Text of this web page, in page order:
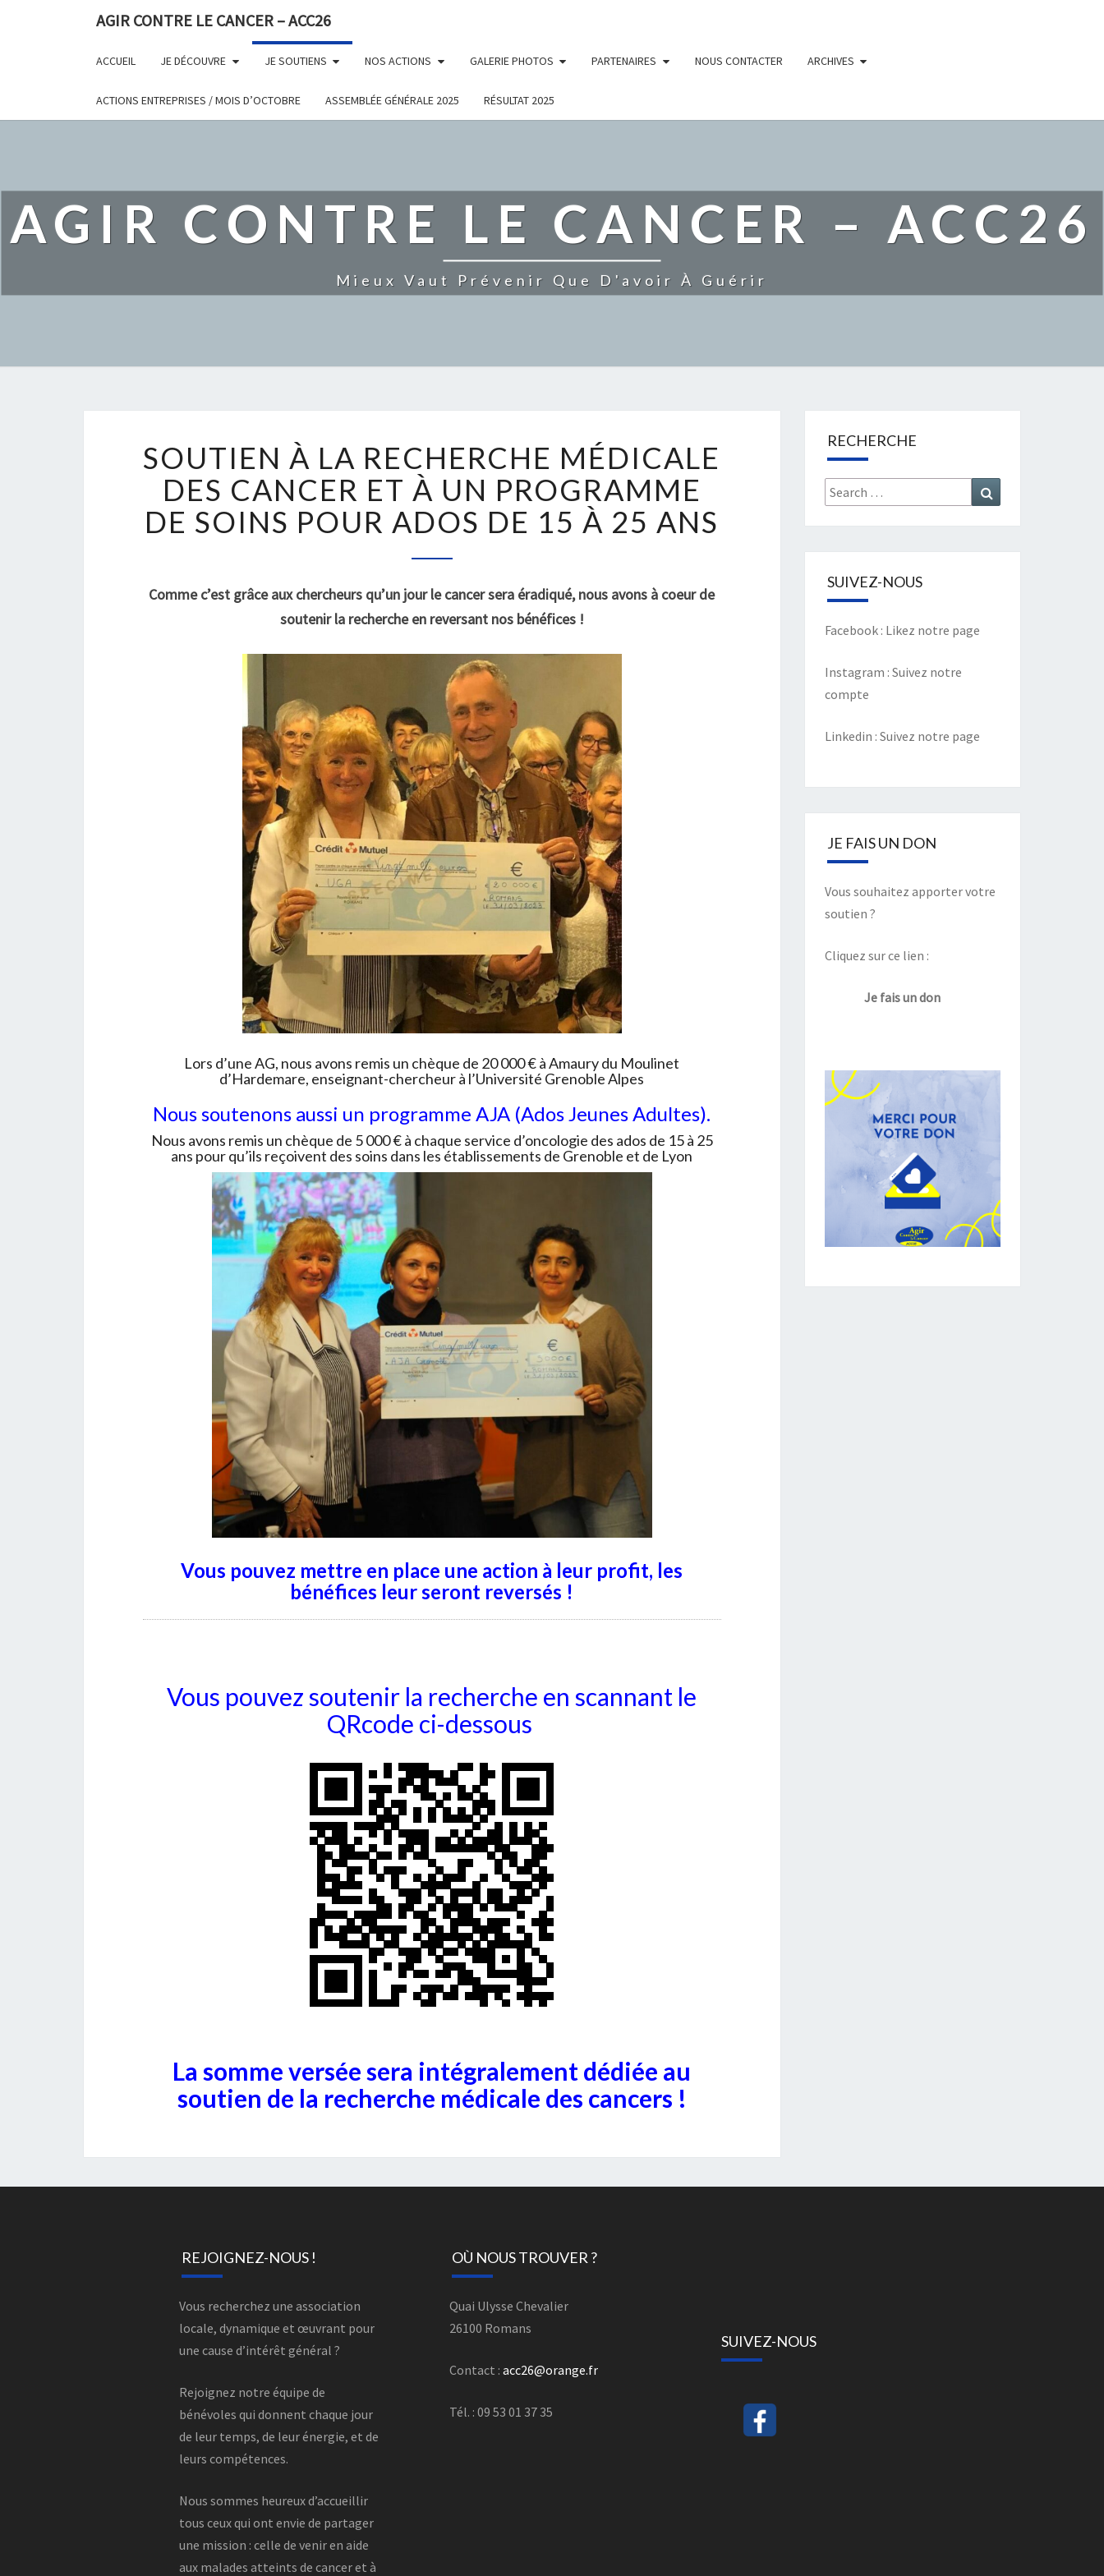
AGIR CONTRE LE CANCER – ACC26
ACCUEIL JE DÉCOUVRE JE SOUTIENS NOS ACTIONS GALERIE PHOTOS PARTENAIRES NOUS CONTACTER ARCHIVES
ACTIONS ENTREPRISES / MOIS D’OCTOBRE ASSEMBLÉE GÉNÉRALE 2025 RÉSULTAT 2025
AGIR CONTRE LE CANCER – ACC26
Mieux Vaut Prévenir Que D'avoir À Guérir
O
T
I
N
L
A
R
C
H
E
M
É
D
I
A
L
D
S
A
C
E
R
E
U
N
P
R
O
G
R
M
M
E
N
S
A
D
O
D
E
1
5
À
2
5
A
N
S
SOUTIEN À LA RECHERCHE MÉDICALE
DES CANCER ET À UN PROGRAMME
DE SOINS POUR ADOS DE 15 À 25 ANS
Comme c’est grâce aux chercheurs qu’un jour le cancer sera éradiqué, nous avons à coeur de
soutenir la recherche en reversant nos bénéfices !
Lors d’une AG, nous avons remis un chèque de 20 000 € à Amaury du Moulinet
d’Hardemare, enseignant-chercheur à l’Université Grenoble Alpes
Nous soutenons aussi un programme AJA (Ados Jeunes Adultes).
Nous avons remis un chèque de 5 000 € à chaque service d’oncologie des ados de 15 à 25
ans pour qu’ils reçoivent des soins dans les établissements de Grenoble et de Lyon
Vous pouvez mettre en place une action à leur profit, les
bénéfices leur seront reversés !
Vous pouvez soutenir la recherche en scannant le
QRcode ci-dessous
La somme versée sera intégralement dédiée au
soutien de la recherche médicale des cancers !
RECHERCHE
Search
for:
SUIVEZ-NOUS
Facebook : Likez notre page
Instagram : Suivez notre
compte
Linkedin : Suivez notre page
JE FAIS UN DON
Vous souhaitez apporter votre
soutien ?
Cliquez sur ce lien :
Je fais un don
REJOIGNEZ-NOUS !
Vous recherchez une association
locale, dynamique et œuvrant pour
une cause d’intérêt général ?
Rejoignez notre équipe de
bénévoles qui donnent chaque jour
de leur temps, de leur énergie, et de
leurs compétences.
Nous sommes heureux d’accueillir
tous ceux qui ont envie de partager
une mission : celle de venir en aide
aux malades atteints de cancer et à
OÙ NOUS TROUVER ?
Quai Ulysse Chevalier
26100 Romans
Contact : acc26@orange.fr
Tél. : 09 53 01 37 35
SUIVEZ-NOUS